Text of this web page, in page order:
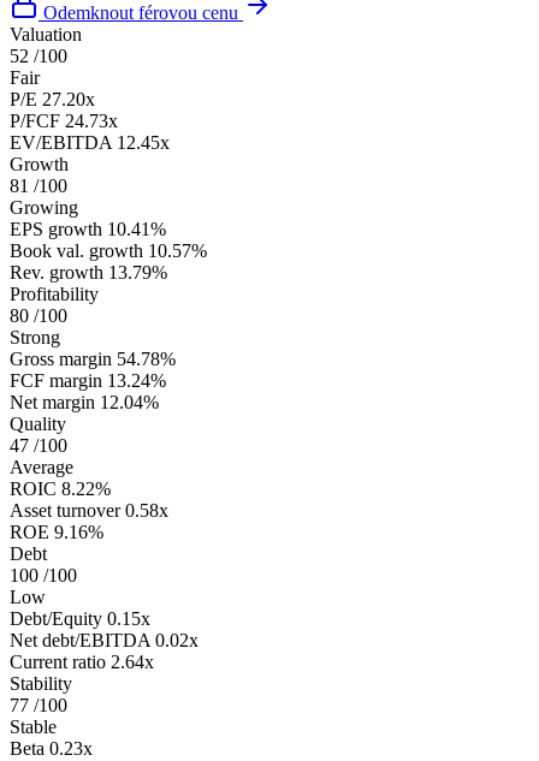
Odemknout férovou cenu
Valuation
52 /100
Fair
P/E 27.20x
P/FCF 24.73x
EV/EBITDA 12.45x
Growth
81 /100
Growing
EPS growth 10.41%
Book val. growth 10.57%
Rev. growth 13.79%
Profitability
80 /100
Strong
Gross margin 54.78%
FCF margin 13.24%
Net margin 12.04%
Quality
47 /100
Average
ROIC 8.22%
Asset turnover 0.58x
ROE 9.16%
Debt
100 /100
Low
Debt/Equity 0.15x
Net debt/EBITDA 0.02x
Current ratio 2.64x
Stability
77 /100
Stable
Beta 0.23x